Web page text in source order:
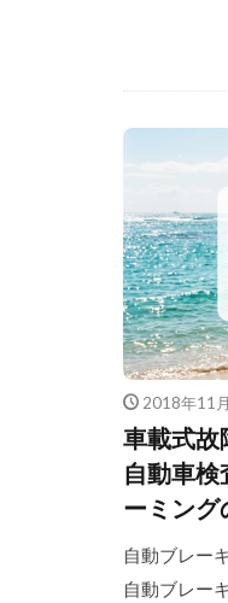
2018年11
車載式故
自動車
ーミング
自動ブレー
自動ブレー